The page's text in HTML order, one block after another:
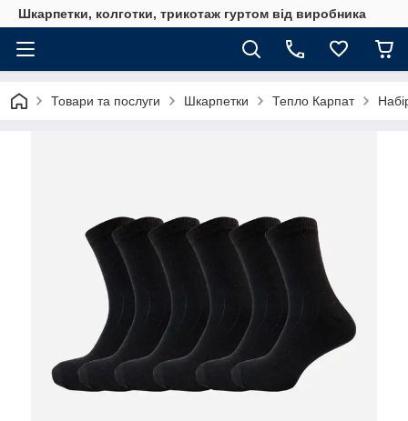
Шкарпетки, колготки, трикотаж гуртом від виробника
Товари та послуги Шкарпетки Тепло Карпат